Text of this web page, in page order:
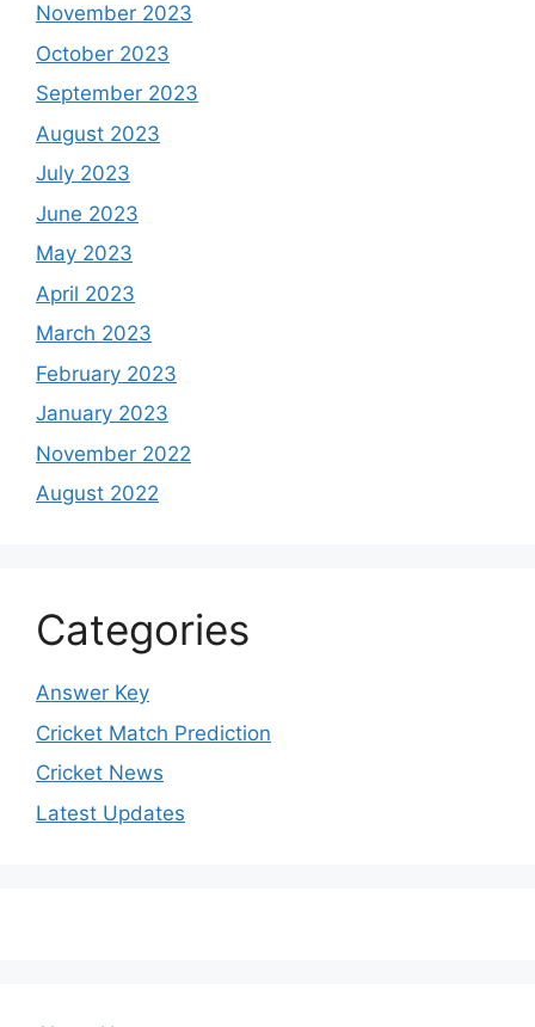
November 2023
October 2023
September 2023
August 2023
July 2023
June 2023
May 2023
April 2023
March 2023
February 2023
January 2023
November 2022
August 2022
Categories
Answer Key
Cricket Match Prediction
Cricket News
Latest Updates